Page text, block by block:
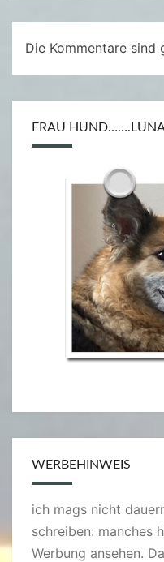
Die Kommentare sind
FRAU
WERBEHINWEIS
ich mags nicht
schreiben: manches
Werbung ansehen.